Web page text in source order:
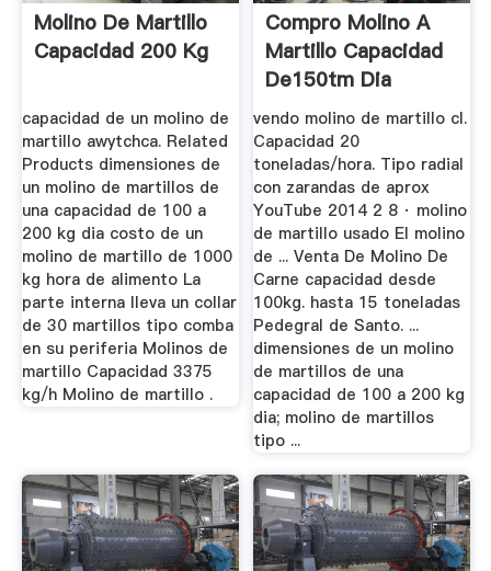
Molino De Martillo
Capacidad 200 Kg
capacidad de un molino de
martillo awytchca. Related
Products dimensiones de
un molino de martillos de
una capacidad de 100 a
200 kg dia costo de un
molino de martillo de 1000
kg hora de alimento La
parte interna lleva un collar
de 30 martillos tipo comba
en su periferia Molinos de
martillo Capacidad 3375
kg/h Molino de martillo .
Compro Molino A
Martillo Capacidad
De150tm Dia
vendo molino de martillo cl.
Capacidad 20
toneladas/hora. Tipo radial
con zarandas de aprox
YouTube 2014 2 8 · molino
de martillo usado El molino
de ... Venta De Molino De
Carne capacidad desde
100kg. hasta 15 toneladas
Pedegral de Santo. ...
dimensiones de un molino
de martillos de una
capacidad de 100 a 200 kg
dia; molino de martillos
tipo ...